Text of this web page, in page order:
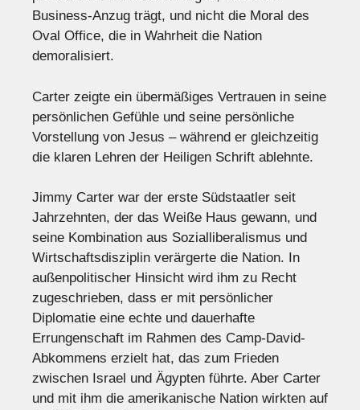
Business-Anzug trägt, und nicht die Moral des
Oval Office, die in Wahrheit die Nation
demoralisiert.
Carter zeigte ein übermäßiges Vertrauen in seine
persönlichen Gefühle und seine persönliche
Vorstellung von Jesus – während er gleichzeitig
die klaren Lehren der Heiligen Schrift ablehnte.
Jimmy Carter war der erste Südstaatler seit
Jahrzehnten, der das Weiße Haus gewann, und
seine Kombination aus Sozialliberalismus und
Wirtschaftsdisziplin verärgerte die Nation. In
außenpolitischer Hinsicht wird ihm zu Recht
zugeschrieben, dass er mit persönlicher
Diplomatie eine echte und dauerhafte
Errungenschaft im Rahmen des Camp-David-
Abkommens erzielt hat, das zum Frieden
zwischen Israel und Ägypten führte. Aber Carter
und mit ihm die amerikanische Nation wirkten auf